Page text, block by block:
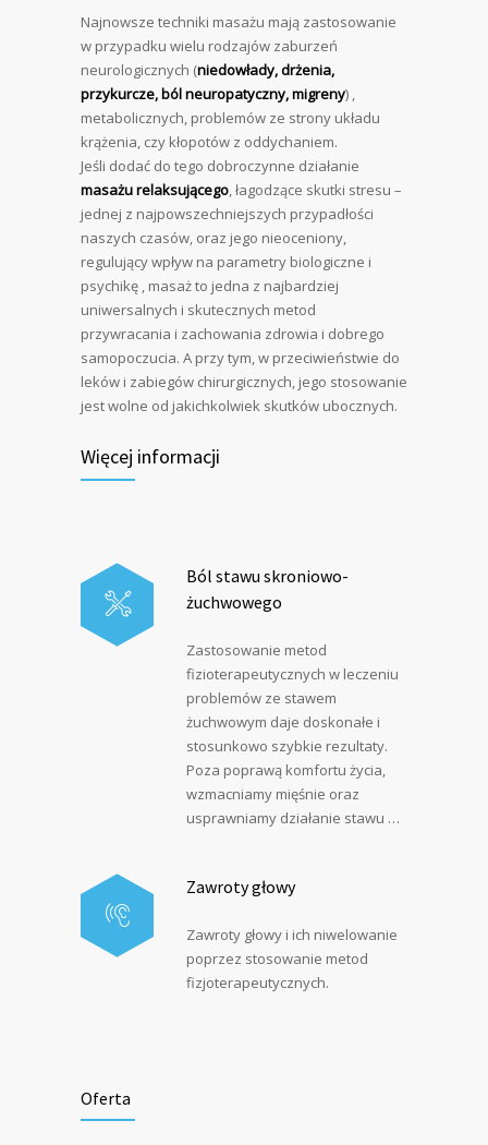
Najnowsze techniki masażu mają zastosowanie
w przypadku wielu rodzajów zaburzeń
neurologicznych (niedowłady, drżenia,
przykurcze, ból neuropatyczny, migreny) ,
metabolicznych, problemów ze strony układu
krążenia, czy kłopotów z oddychaniem.
Jeśli dodać do tego dobroczynne działanie
masażu relaksującego, łagodzące skutki stresu –
jednej z najpowszechniejszych przypadłości
naszych czasów, oraz jego nieoceniony,
regulujący wpływ na parametry biologiczne i
psychikę , masaż to jedna z najbardziej
uniwersalnych i skutecznych metod
przywracania i zachowania zdrowia i dobrego
samopoczucia. A przy tym, w przeciwieństwie do
leków i zabiegów chirurgicznych, jego stosowanie
jest wolne od jakichkolwiek skutków ubocznych.
Więcej informacji
Ból stawu skroniowo-
żuchwowego
Zastosowanie metod
fizioterapeutycznych w leczeniu
problemów ze stawem
żuchwowym daje doskonałe i
stosunkowo szybkie rezultaty.
Poza poprawą komfortu życia,
wzmacniamy mięśnie oraz
usprawniamy działanie stawu …
Zawroty głowy
Zawroty głowy i ich niwelowanie
poprzez stosowanie metod
fizjoterapeutycznych.
Oferta